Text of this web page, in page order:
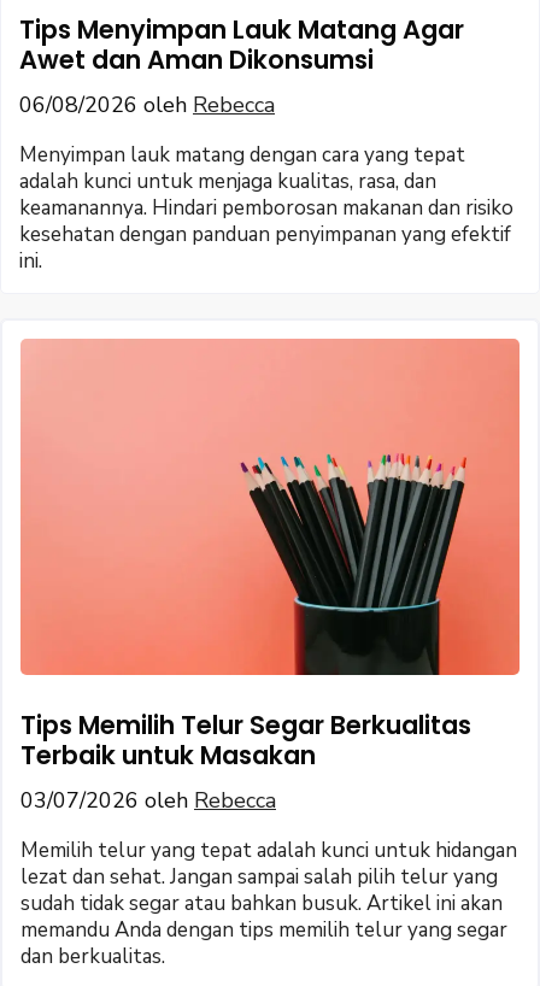
Tips Menyimpan Lauk Matang Agar
Awet dan Aman Dikonsumsi
06/08/2026 oleh Rebecca
Menyimpan lauk matang dengan cara yang tepat
adalah kunci untuk menjaga kualitas, rasa, dan
keamanannya. Hindari pemborosan makanan dan risiko
kesehatan dengan panduan penyimpanan yang efektif
ini.
Tips Memilih Telur Segar Berkualitas
Terbaik untuk Masakan
03/07/2026 oleh Rebecca
Memilih telur yang tepat adalah kunci untuk hidangan
lezat dan sehat. Jangan sampai salah pilih telur yang
sudah tidak segar atau bahkan busuk. Artikel ini akan
memandu Anda dengan tips memilih telur yang segar
dan berkualitas.